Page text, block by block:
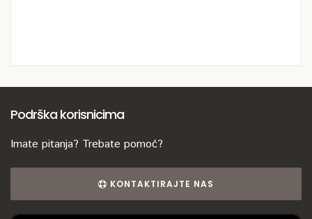
Podrška korisnicima
Imate pitanja? Trebate pomoć?
KONTAKTIRAJTE NAS